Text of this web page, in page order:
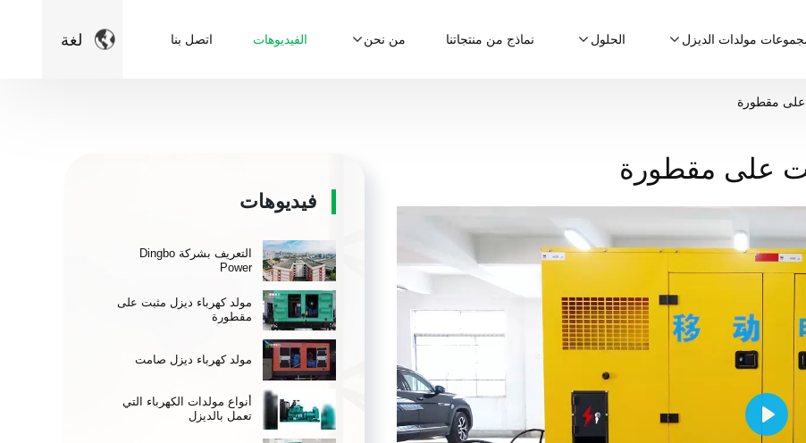
 لغة مولدات الديزل الحلول نماذج من منتجاتنا من نحن الفيديوهات اتصل بنا
على مقطورة
على مقطورة
Play
فيديوهات
التعريف بشركة Dingbo
Power
مولد كهرباء ديزل مثبت على
مقطورة
مولد كهرباء ديزل صامت
أنواع مولدات الكهرباء التي
تعمل بالديزل